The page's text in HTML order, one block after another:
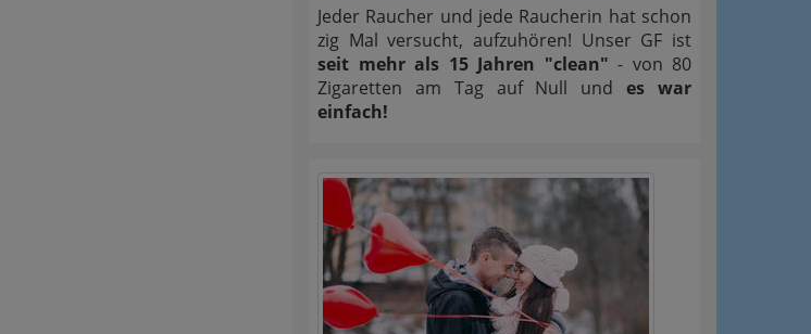
Jeder Raucher und jede Raucherin hat schon
zig Mal versucht, aufzuhören! Unser GF ist
seit mehr als 15 Jahren "clean" - von 80
Zigaretten am Tag auf Null undes war
einfach!